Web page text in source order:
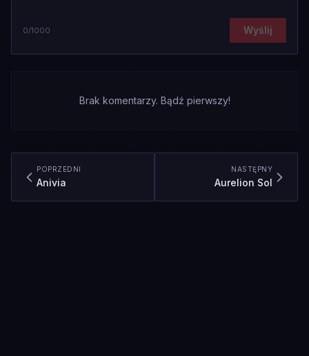
0/1000 Wyślij
Brak komentarzy. Bądź pierwszy!
POPRZEDNI
Anivia
NASTĘPNY
Aurelion Sol